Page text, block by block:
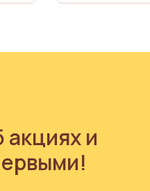
акциях и